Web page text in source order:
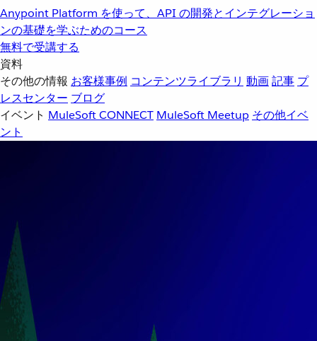
Anypoint Platform を使って、API の開発とインテグレーショ
ンの基礎を学ぶためのコース
無料で受講する
資料
その他の情報 お客様事例 コンテンツライブラリ 動画記事 プ
レスセンター ブログ
イベント MuleSoft CONNECT MuleSoft Meetup その他イベ
ント